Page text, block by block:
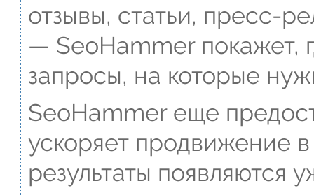
отзывы, статьи, пресс-
— SeoHammer покажет,
запросы, на которые
SeoHammer еще
ускоряет продвижение
результаты появляются